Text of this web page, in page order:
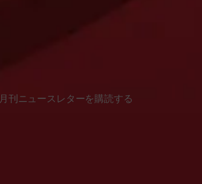
月刊ニュースレターを購読する